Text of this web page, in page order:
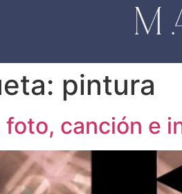
pintura
foto, canción e